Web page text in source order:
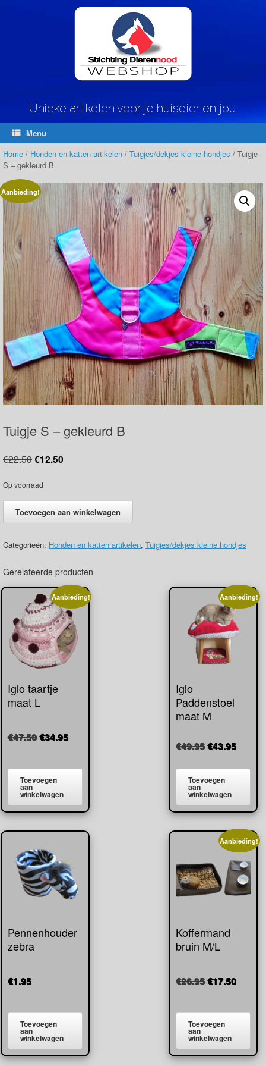
Unieke artikelen voor je huisdier en jou.
Menu
Home / Honden en katten artikelen / Tuigjes/dekjes kleine hondjes / Tuigje
S – gekleurd B
Aanbieding!
Tuigje S – gekleurd B
€22.50Oorspronkelijke
was:
€22.50.
€12.50
€12.50.
Op voorraad
Tuigje
gekleurd
B
Toevoegen aan winkelwagen
Categorieën: Honden en katten artikelen, Tuigjes/dekjes kleine hondjes
Gerelateerde producten
Aanbieding!
Iglo taartje
maat L
€47.50Oorspronkelijke
€47.50.
€34.95Huidige
Toevoegen
aan
winkelwagen
Aanbieding!
Iglo
Paddenstoel
maat M
€49.95
was:
€49.95.
€43.95
is:
Toevoegen
aan
winkelwagen
Pennenhouder
zebra
€1.95
Toevoegen
aan
winkelwagen
Aanbieding!
Koffermand
bruin M/L
€26.95
€26.95.
€17.50
Toevoegen
aan
winkelwagen